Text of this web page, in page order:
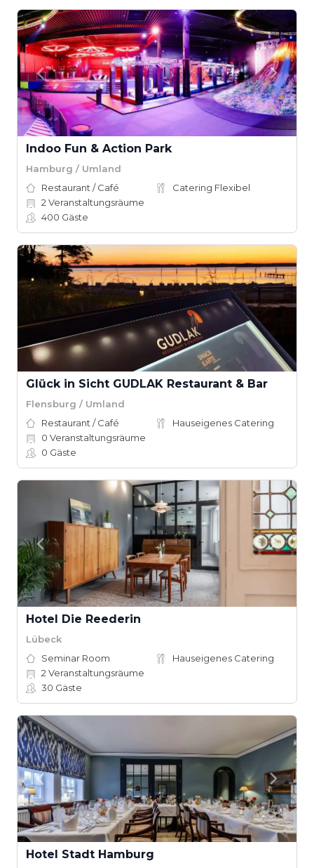
Indoo Fun & Action Park
Hamburg / Umland
Restaurant / Café
Catering Flexibel
2 Veranstaltungsräume
400 Gäste
Glück in Sicht GUDLAK Restaurant & Bar
Flensburg / Umland
Restaurant / Café
Hauseigenes Catering
0 Veranstaltungsräume
0 Gäste
Hotel Die Reederin
Lübeck
Seminar Room
Hauseigenes Catering
2 Veranstaltungsräume
30 Gäste
Hotel Stadt Hamburg